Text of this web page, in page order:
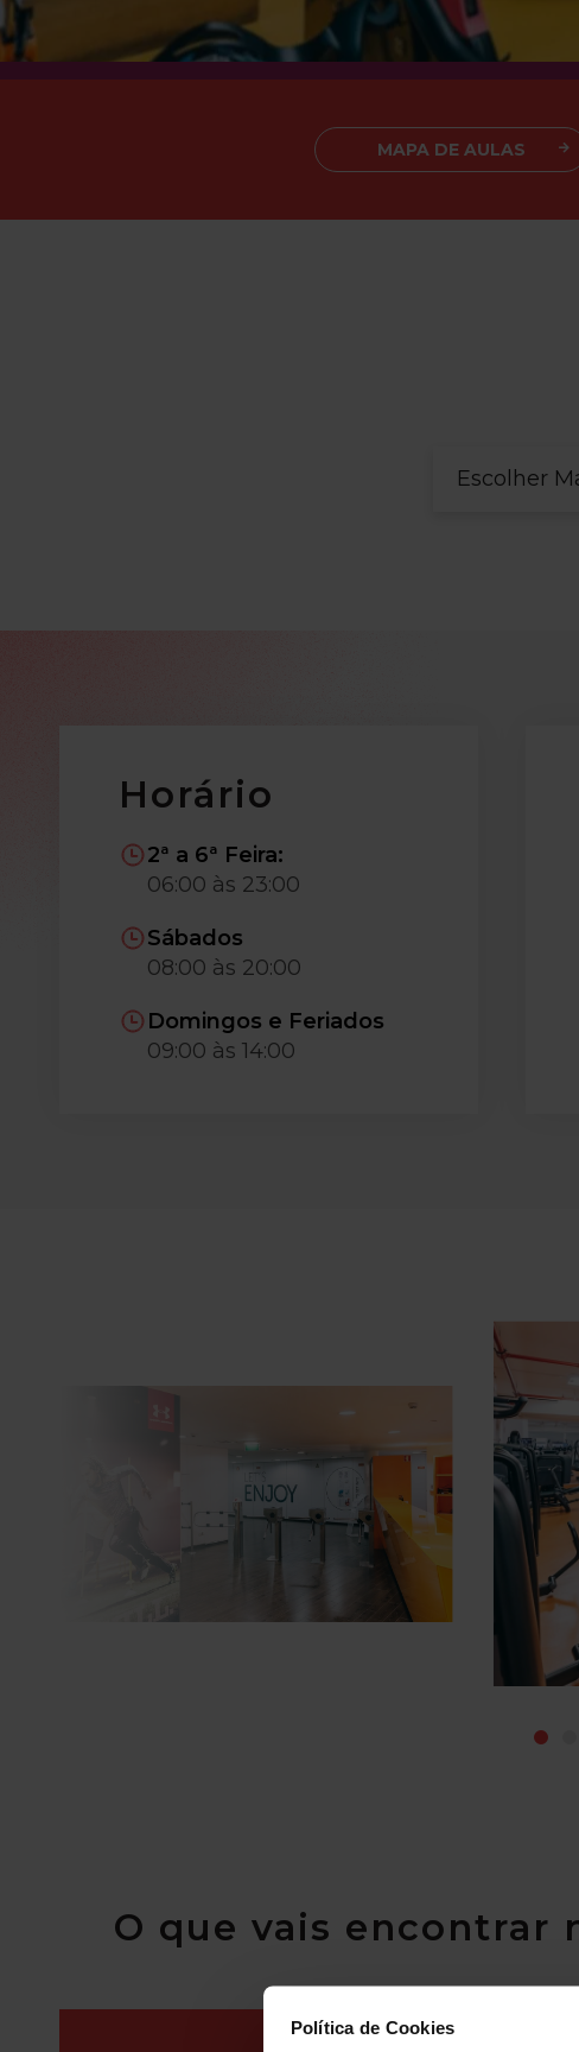
Política de Cookies
MAPA DE AULAS
Escolher
Horário
2ª a 6ª Feira:
06:00 às 23:00
Sábados
08:00 às 20:00
Domingos e Feriados
09:00 às 14:00
O que vais encontrar